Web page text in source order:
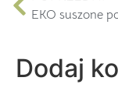
Dodaj